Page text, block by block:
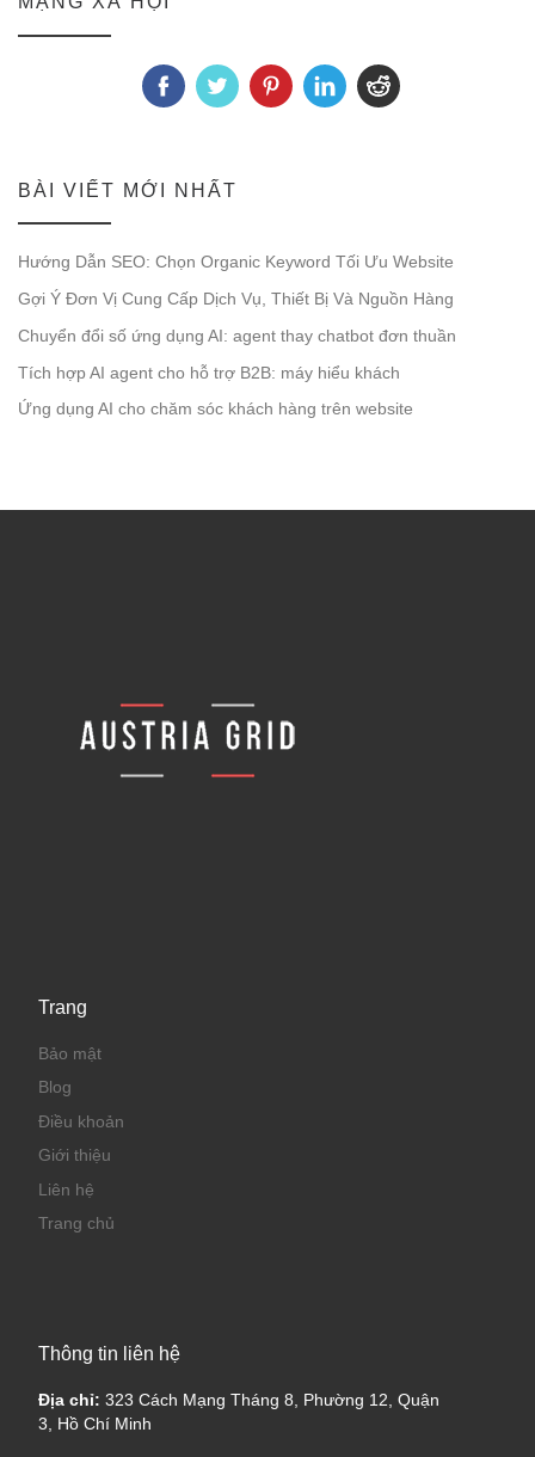
BÀI VIẾT MỚI NHẤT
Hướng Dẫn SEO: Chọn Organic Keyword Tối Ưu Website
Gợi Ý Đơn Vị Cung Cấp Dịch Vụ, Thiết Bị Và Nguồn Hàng
Chuyển đổi số ứng dụng AI: agent thay chatbot đơn thuần
Tích hợp AI agent cho hỗ trợ B2B: máy hiểu khách
Ứng dụng AI cho chăm sóc khách hàng trên website
Trang
Bảo mật
Blog
Điều khoản
Giới thiệu
Liên hệ
Trang chủ
Thông tin liên hệ
Địa chỉ: 323 Cách Mạng Tháng 8, Phường 12, Quận
3, Hồ Chí Minh